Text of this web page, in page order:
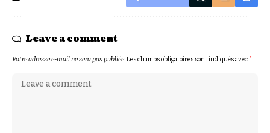
Leave a comment
Votre adresse e-mail ne sera pas publiée.Les champs obligatoires sont indiqués avec*